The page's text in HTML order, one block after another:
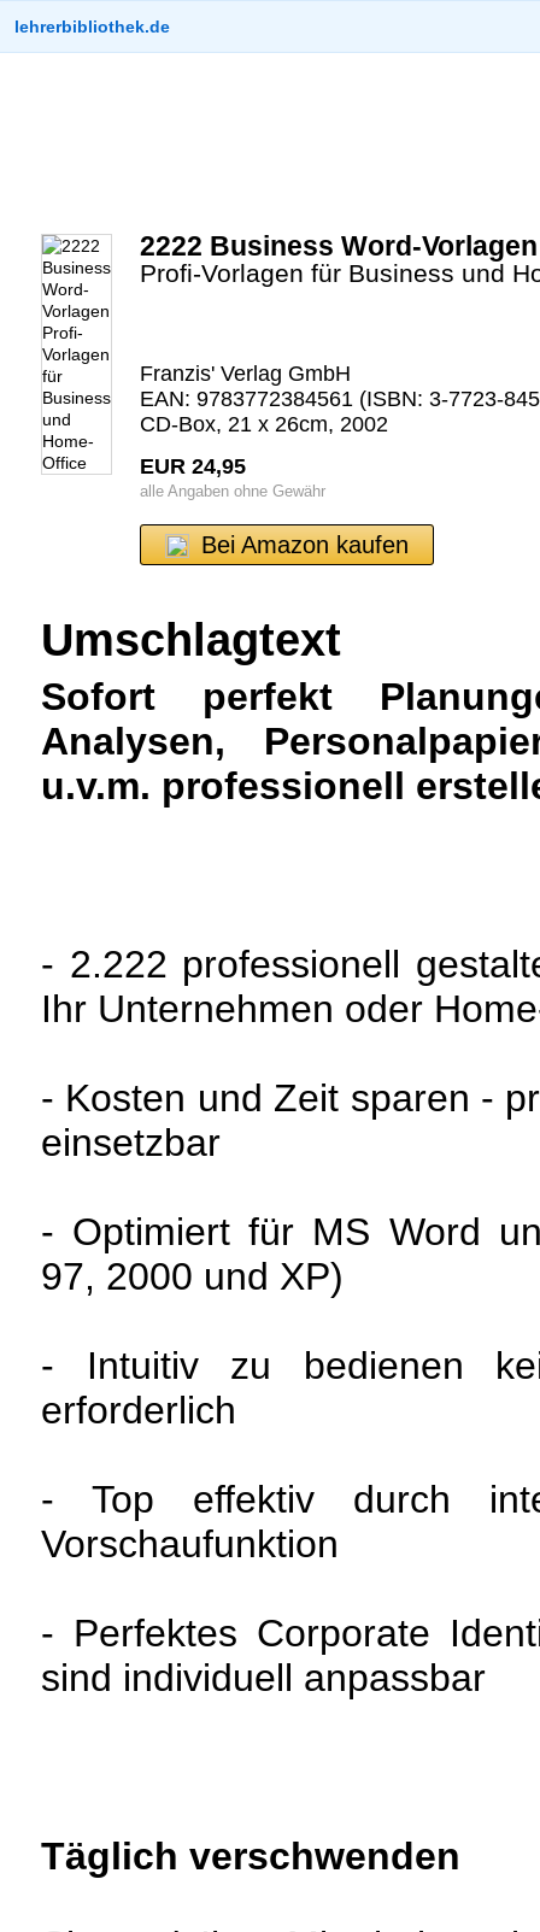
lehrerbibliothek.de
2222 Business Word-Vorlagen
Profi-Vorlagen für Business und
Franzis' Verlag GmbH
EAN: 9783772384561 (ISBN: 3-7723-
CD-Box, 21 x 26cm, 2002
EUR 24,95
alle Angaben ohne Gewähr
Bei Amazon kaufen
Umschlagtext
Sofort perfekt
Analysen,
u.v.m. professionell
- 2.222 professionell
Ihr Unternehmen oder
- Kosten und Zeit sparen -
einsetzbar
- Optimiert für MS Word
97, 2000 und XP)
- Intuitiv zu bedienen
erforderlich
- Top effektiv durch
Vorschaufunktion
- Perfektes Corporate
sind individuell anpassbar
Täglich verschwenden